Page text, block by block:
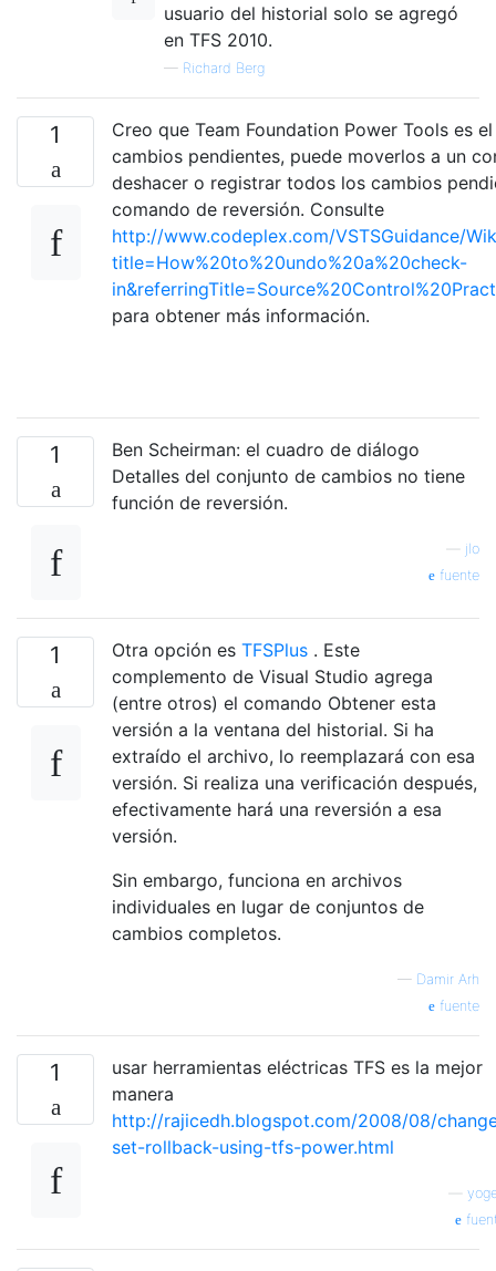
usuario del historial solo se agregó
en TFS 2010.
— Richard Berg
1
Creo que Team Foundation Power Tools es
cambios pendientes, puede moverlos a un
deshacer o registrar todos los cambios
comando de reversión. Consulte
http://www.codeplex.com/VSTSGuidance/
title=How%20to%20undo%20a%20check-
para obtener más información.
1
Ben Scheirman: el cuadro de diálogo
Detalles del conjunto de cambios no tiene
función de reversión.
jlo
fuente
1 Otra opción es TFSPlus . Este
complemento de Visual Studio agrega
(entre otros) el comando Obtener esta
versión a la ventana del historial. Si ha
extraído el archivo, lo reemplazará con esa
versión. Si realiza una verificación después,
efectivamente hará una reversión a esa
versión.
Sin embargo, funciona en archivos
individuales en lugar de conjuntos de
cambios completos.
— Damir Arh
fuente
1
usar herramientas eléctricas TFS es la mejor
manera
http://rajicedh.blogspot.com/2008/08/
set-rollback-using-tfs-power.html